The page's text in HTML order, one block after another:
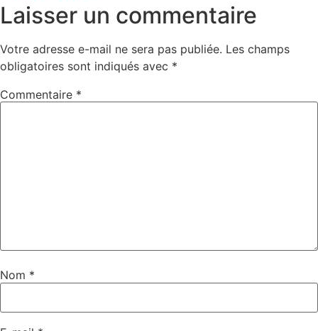
Laisser un commentaire
Votre adresse e-mail ne sera pas publiée. Les champs
obligatoires sont indiqués avec *
Commentaire *
Nom *